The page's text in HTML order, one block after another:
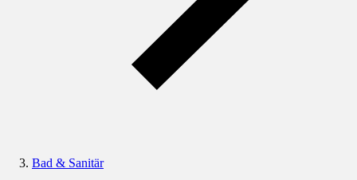
Bad & Sanitär